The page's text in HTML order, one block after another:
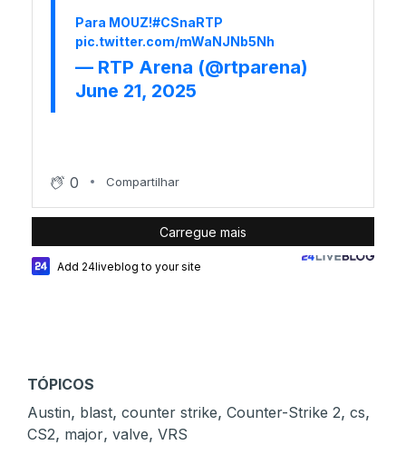
Para MOUZ!#CSnaRTP
pic.twitter.com/mWaNJNb5Nh
— RTP Arena (@rtparena)
June 21, 2025
0 Compartilhar
Carregue mais
Add 24liveblog to your site
TÓPICOS
Austin, blast, counter strike, Counter-Strike 2, cs,
CS2, major, valve, VRS